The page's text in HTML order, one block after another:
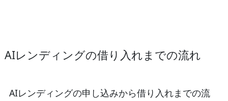
AIレンディングの借り入れまでの流れ
AIレンディングの申し込みから借り入れまでの流